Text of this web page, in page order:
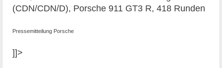
(CDN/CDN/D), Porsche 911 GT3 R, 418 Runden
Pressemitteilung Porsche
]]>